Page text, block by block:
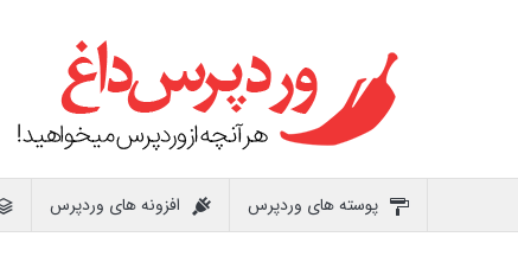
پوسته های وردپرس افزونه های وردپرس